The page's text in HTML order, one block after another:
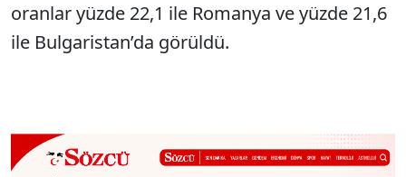
oranlar yüzde 22,1 ile Romanya ve yüzde 21,6
ile Bulgaristan’da görüldü.